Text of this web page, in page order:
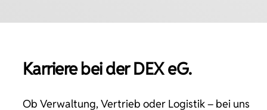
Karriere bei der DEX eG.
Ob Verwaltung, Vertrieb oder Logistik – bei uns